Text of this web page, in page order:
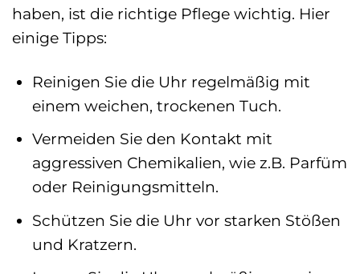
haben, ist die richtige Pflege wichtig. Hier
einige Tipps:
Reinigen Sie die Uhr regelmäßig mit
einem weichen, trockenen Tuch.
Vermeiden Sie den Kontakt mit
aggressiven Chemikalien, wie z.B. Parfüm
oder Reinigungsmitteln.
Schützen Sie die Uhr vor starken Stößen
und Kratzern.